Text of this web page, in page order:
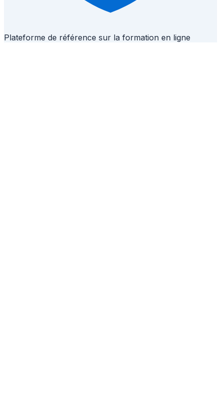
Plateforme de référence sur la formation en ligne